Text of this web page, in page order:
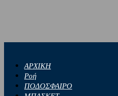
ΑΡΧΙΚΗ
Ροή
ΠΟΔΟΣΦΑΙΡΟ